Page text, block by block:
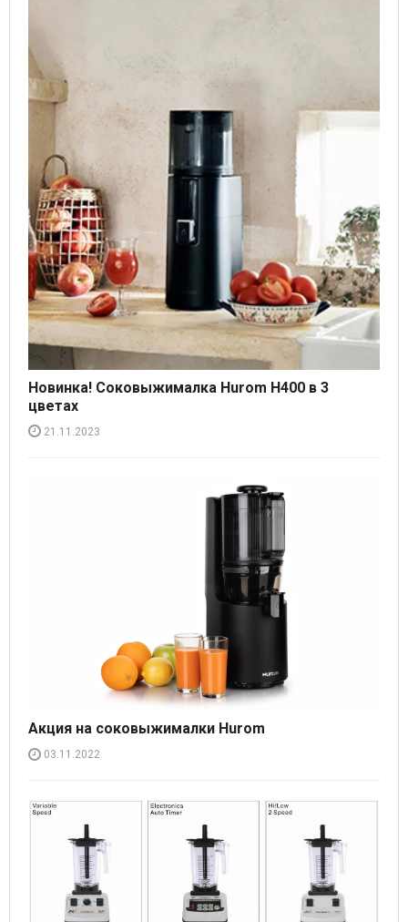
Новинка! Соковыжималка Hurom H400 в 3
цветах
21.11.2023
Акция на соковыжималки Hurom
03.11.2022